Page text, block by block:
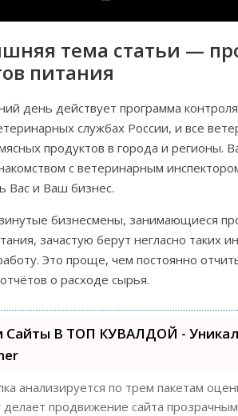
тема статьи —
питания
день действует программа
службах России, и все
продуктов в города и регионы.
с ветеринарным
Вас и Ваш бизнес.
бизнесмены, занимающиеся
зачастую берут негласно таких
Это проще, чем постоянно
о расходе сырья.
Сайты В ТОП КУВАЛДОЙ -
анализируется по трем пакетам
делает продвижение сайта